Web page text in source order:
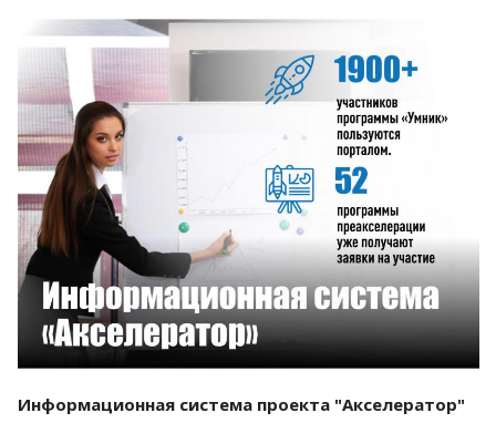
Смотреть проект
Информационная система проекта "Акселератор"